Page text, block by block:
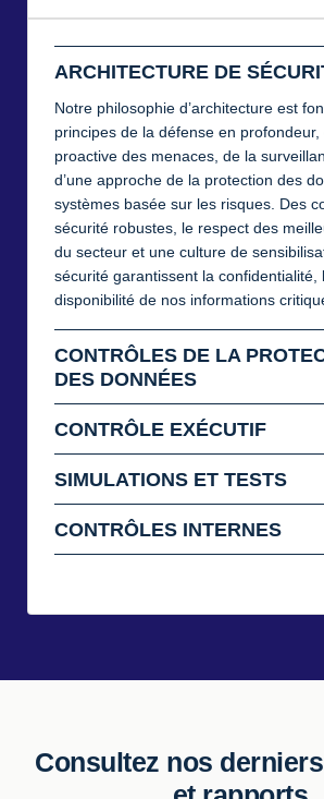
ARCHITECTURE DE
Notre philosophie d’architecture est
principes de la défense en
proactive des menaces, de la
d’une approche de la protection des
systèmes basée sur les risques. Des
sécurité robustes, le respect des
du secteur et une culture de
sécurité garantissent la confidentialité,
disponibilité de nos informations
CONTRÔLES DE LA
DES DONNÉES
CONTRÔLE EXÉCUTIF
SIMULATIONS ET TESTS
CONTRÔLES INTERNES
Consultez nos